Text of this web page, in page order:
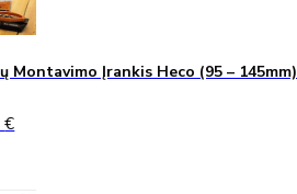
Montavimo Įrankis Heco (95 – 145mm)
€